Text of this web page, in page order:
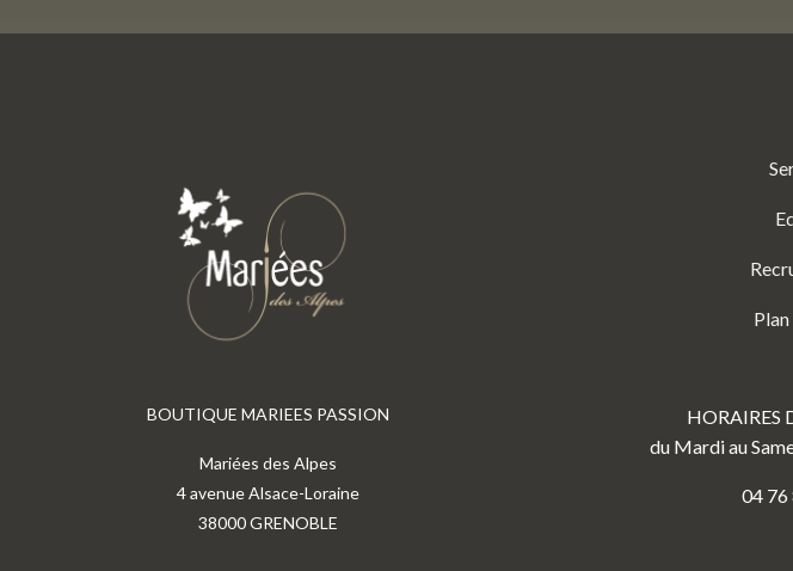
BOUTIQUE MARIEES PASSION
Mariées des Alpes
4 avenue Alsace-Loraine
38000 GRENOBLE
Plan
HORAIRES
du Mardi au
04 76